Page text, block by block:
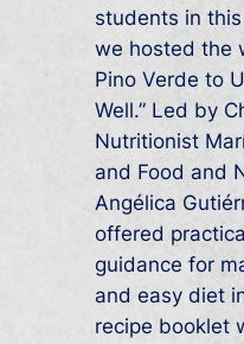
students in
we hosted the
Pino Verde to
Well.” Led by
Nutritionist
and Food and
Angélica
offered
guidance for
and easy diet
recipe booklet